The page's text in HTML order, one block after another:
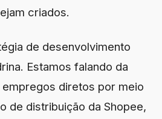
criados.
de desenvolvimento
Estamos falando da
diretos por meio
de distribuição da Shopee,